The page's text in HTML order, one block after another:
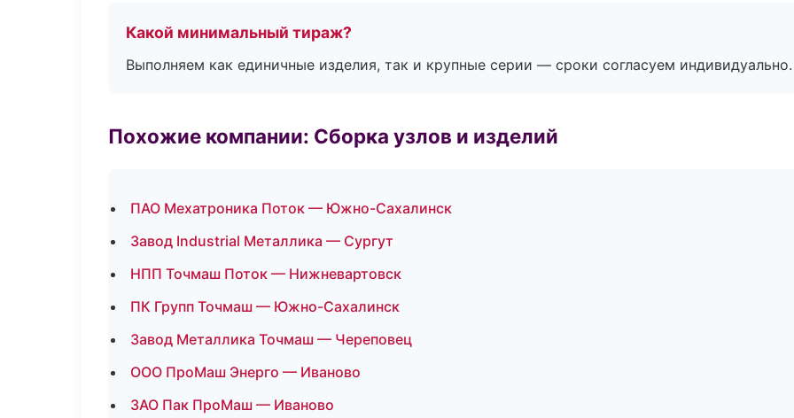
Какой минимальный тираж?
Выполняем как единичные изделия, так и крупные серии — сроки согласуем индивидуально.
Похожие компании: Сборка узлов и изделий
ПАО Мехатроника Поток — Южно-Сахалинск
Завод Industrial Металлика — Сургут
НПП Точмаш Поток — Нижневартовск
ПК Групп Точмаш — Южно-Сахалинск
Завод Металлика Точмаш — Череповец
ООО ПроМаш Энерго — Иваново
ЗАО Пак ПроМаш — Иваново